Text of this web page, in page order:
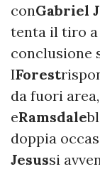
conGabriel
tenta il tiro a
conclusione
IForest
da fuori
eRamsdale
doppia
Jesussi